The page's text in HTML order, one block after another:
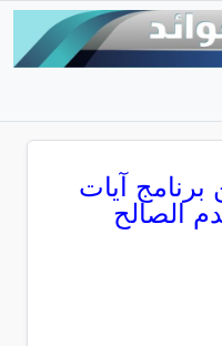
برنامج آيات
الصالح